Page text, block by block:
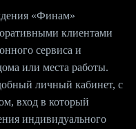
«Финам»
клиентами
сервиса и
или места работы.
личный кабинет, с
вход в который
индивидуального